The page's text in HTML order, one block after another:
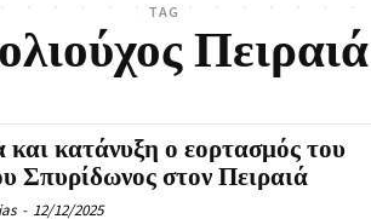
TAG
Πειραιά
κατάνυξη ο εορτασμός του
Σπυρίδωνος στον Πειραιά
- 12/12/2025